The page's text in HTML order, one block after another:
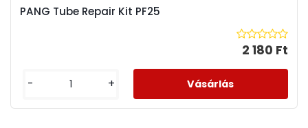
PANG Tube Repair Kit PF25
2 180 Ft
- +